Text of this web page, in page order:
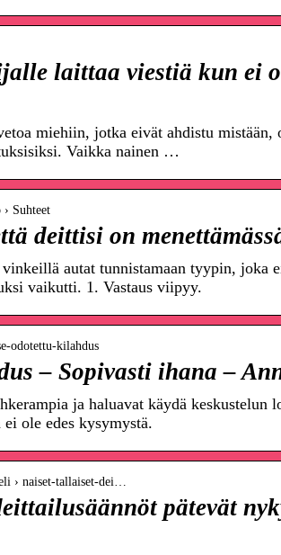
laittaa viestiä kun ei
miehiin, jotka eivät ahdistu
Vaikka nainen …
Suhteet
deittisi on
autat tunnistamaan tyypin, joka
vaikutti. 1. Vastaus viipyy.
odotettu-kilahdus
– Sopivasti ihana –
ja haluavat käydä keskustelun
ole edes kysymystä.
› naiset-tallaiset-dei…
pätevät